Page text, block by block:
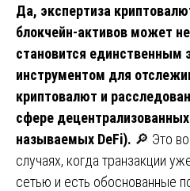
Да, экспертиза
блокчейн-активов может
становится
инструментом для
криптовалют и
сфере
называемых DeFi). 🔎 Это
случаях, когда транзакции
сетью и есть обоснованные